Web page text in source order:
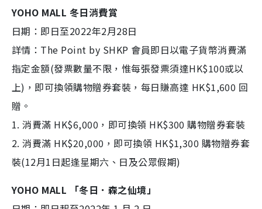
YOHO MALL 冬日消費賞
日期：即日至2022年2月28日
詳情：The Point by SHKP 會員即日以電子貨幣消費滿
指定金額(發票數量不限，惟每張發票須達HK$100或以
上)，即可換領購物贈券套裝，每日賺高達 HK$1,600 回
贈。
1. 消費滿 HK$6,000，即可換領 HK$300 購物贈券套裝
2. 消費滿 HK$20,000，即可換領 HK$1,300 購物贈券套
裝(12月1日起逢星期六、日及公眾假期)
YOHO MALL 「冬日．森之仙境」